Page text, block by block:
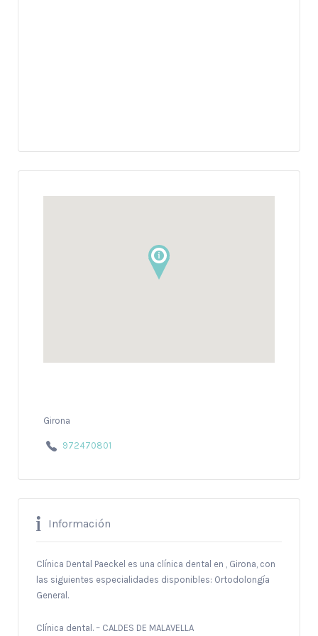
Girona
972470801
Información
Clínica Dental Paeckel es una clínica dental en , Girona, con
las siguientes especialidades disponibles: Ortodolongía
General.
Clínica dental. – CALDES DE MALAVELLA